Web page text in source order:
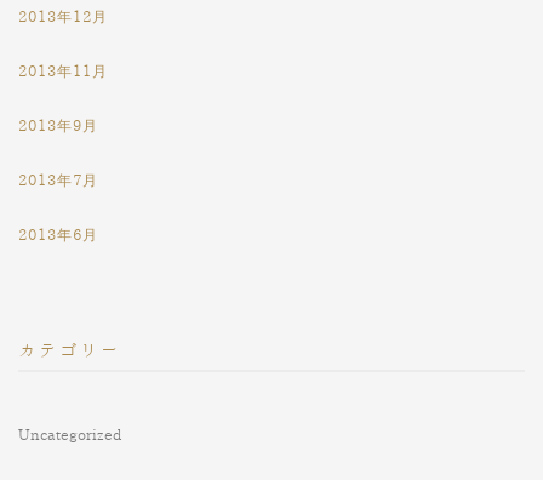
2013年12月
2013年11月
2013年9月
2013年7月
2013年6月
カテゴリー
Uncategorized